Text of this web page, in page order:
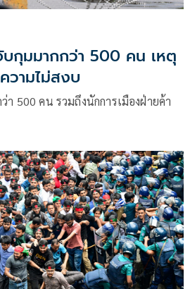
บกุมมากกว่า 500 คน เหตุ
วามไม่สงบ
า 500 คน รวมถึงนักการเมืองฝ่ายค้า